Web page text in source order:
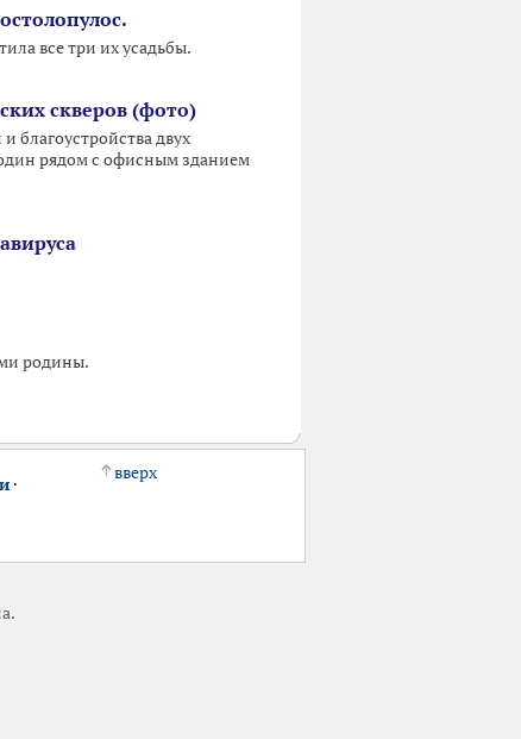
все три их усадьбы.
скверов (фото)
благоустройства двух
рядом с офисным зданием
родины.
·
вверх